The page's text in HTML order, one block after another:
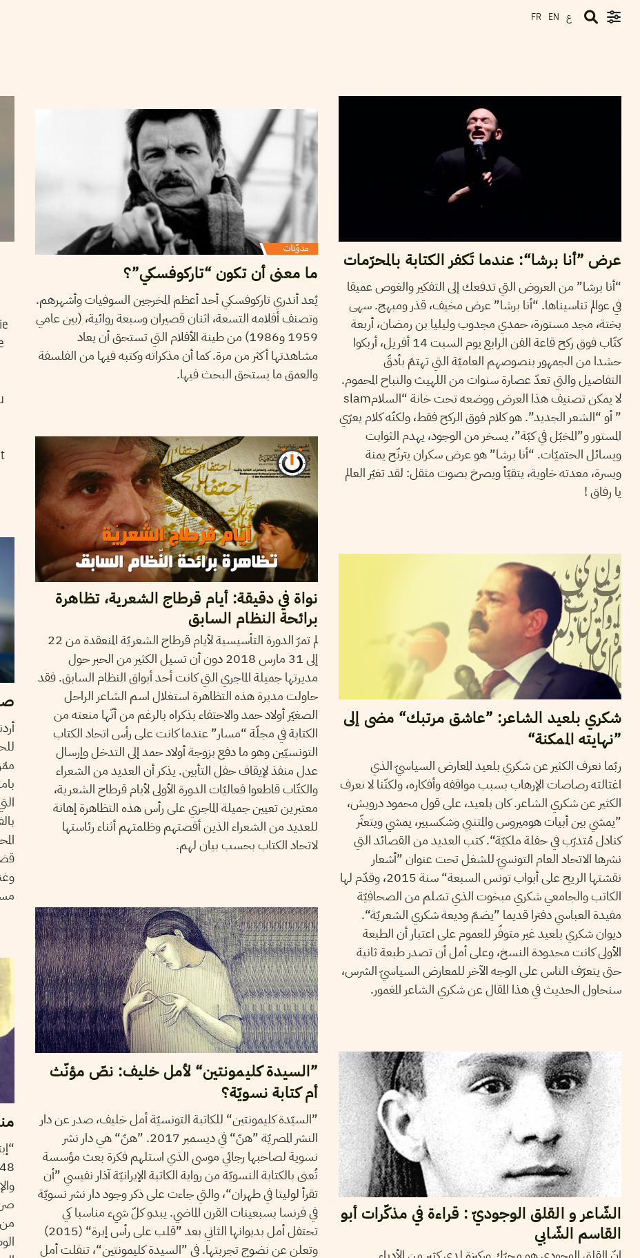
FR EN ع
ما معنى أن تكون “تاركوفسكي”؟
يُعد أندري تاركوفسكي أحد أعظم المخرجين السوفيات وأشهرهم.
وتصنف أفلامه التسعة، اثنان قصيران وسبعة روائية، (بين عامي
1959 و1986) من طينة الأفلام التي تستحق أن يعاد
مشاهدتها أكثر من مرة. كما أن مذكراته وكتبه فيها من الفلسفة
والعمق ما يستحق البحث فيها.
عرض ”أنا برشا“: عندما تَكفر الكتابة بالمحرّمات
“أنا برشا” من العروض التي تدفعك إلى التفكير والغوص عميقا
في عوالم تناسيناها. “أنا برشا” عرض مخيف، قذر ومبهج. سهى
بختة، مجد مستورة، حمدي مجدوب وليليا بن رمضان، أربعة
كتّاب فوق ركح قاعة الفن الرابع يوم السبت 14 أفريل، أربكوا
حشدا من الجمهور بنصوصهم العاميّة التي تهتمّ بأدقّ
التفاصيل والتي تعدّ عصارة سنوات من اللهيث والنباح المحموم.
لا يمكن تصنيف هذا العرض ووضعه تحت خانة “السلامslam
” أو “الشعر الجديد”. هو كلام فوق الركح فقط، ولكنّه كلام يعرّي
المستور و”المخبّل في كبّة”، يسخر من الوجود، يهدم الثوابت
ويسائل الحتميّات. “أنا برشا” هو عرض سكران يترنّح يمنة
ويسرة، معدته خاوية، يتقيّأ ويصرخ بصوت مثقل: لقد تغيّر العالم
يا رفاق !
نواة في دقيقة: أيام قرطاج الشعرية، تظاهرة
برائحة النظام السابق
لم تمرّ الدورة التأسيسية لأيام قرطاج الشعريّة المنعقدة من 22
إلى 31 مارس 2018 دون أن تسيل الكثير من الحبر حول
مديرتها جميلة الماجري التي كانت أحد أبواق النظام السابق. فقد
حاولت مديرة هذه التظاهرة استغلال اسم الشاعر الراحل
الصغيّر أولاد حمد والاحتفاء بذكراه بالرغم من أنّها منعته من
الكتابة في مجلّة “مسار” عندما كانت على رأس اتحاد الكتاب
التونسيّين وهو ما دفع بزوجة أولاد حمد إلى التدخل وإرسال
عدل منفذ لإيقاف حفل التأبين. يذكر أن العديد من الشعراء
والكتّاب قاطعوا فعاليّات الدورة الأولى لأيام قرطاج الشعرية،
معتبرين تعيين جميلة الماجري على رأس هذه التظاهرة إهانة
للعديد من الشعراء الذين أقصتهم وظلمتهم أثناء رئاستها
لاتحاد الكتاب بحسب بيان لهم.
شكري بلعيد الشاعر: ”عاشق مرتبك“ مضى إلى
”نهايته الممكنة“
ربّما نعرف الكثير عن شكري بلعيد المعارض السياسيّ الذي
اغتالته رصاصات الإرهاب بسبب مواقفه وأفكاره، ولكنّنا لا نعرف
الكثير عن شكري الشاعر. كان بلعيد، على قول محمود درويش،
”يمشي بين أبيات هوميروس والمتنبي وشكسبير، يمشي ويتعثّر
كنادل مُتدرّب في حفلة ملكيّة“. كتب العديد من القصائد التي
نشرها الاتحاد العام التونسيّ للشغل تحت عنوان ”أشعار
نقشتها الريح على أبواب تونس السبعة“ سنة 2015، وقدّم لها
الكاتب والجامعي شكري مبخوت الذي تسّلم من الصحافيّة
مفيدة العباسي دفترا قديما ”يضمّ وديعة شكري الشعريّة“.
ديوان شكري بلعيد غير متوفّر للعموم على اعتبار أن الطبعة
الأولى كانت محدودة النسخ، وعلى أمل أن تصدر طبعة ثانية
حتى يتعرّف الناس على الوجه الآخر للمعارض السياسيّ الشرس،
سنحاول الحديث في هذا المقال عن شكري الشاعر المغمور.
”السيدة كليمونتين“ لأمل خليف: نصّ مؤنّث
أم كتابة نسويّة؟
”السيّدة كليمونتين“ للكاتبة التونسيّة أمل خليف، صدر عن دار
النشر المصريّة ”هنّ“ في ديسمبر 2017. ”هنّ“ هي دار نشر
نسوية لصاحبها رجائي موسى الذي استلهم فكرة بعث مؤسسة
تُعنى بالكتابة النسويّة من رواية الكاتبة الإيرانيّة آذار نفيسي ”أن
تقرأ لوليتا في طهران“، والتي جاءت على ذكر وجود دار نشر نسويّة
في فرنسا بسبعينات القرن الماضي. يبدو كلّ شيء مناسبا كي
تحتفل أمل بديوانها الثاني بعد ”قلب على رأس إبرة“ (2015)
وتعلن عن نضوج تجربتها. في ”السيدة كليمونتين“، تنفلت أمل
الشّاعر و القلق الوجوديّ : قراءة في مذكّرات أبو
القاسم الشّابي